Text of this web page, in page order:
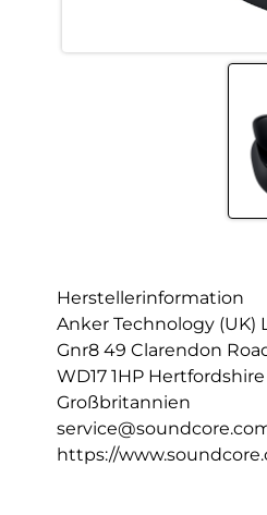
Herstellerinformation
Anker Technology (UK)
Gnr8 49 Clarendon
WD17 1HP Hertfordshire
Großbritannien
https://